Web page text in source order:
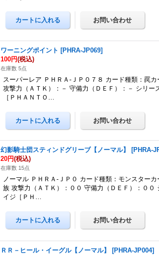
ワーニングポイント [PHRA-JP069]
100円(税込)
在庫数 5点
スーパーレア ＰＨＲＡ-ＪＰ０７８ カード種類：罠
攻撃力（ＡＴＫ）：－ 守備力（ＤＥＦ）：－ シリー
［ＰＨＡＮＴＯ…
幻影騎士団スティンドグリーブ【ノーマル】 [PHRA-
20円(税込)
在庫数 15点
ノーマル ＰＨＲＡ-ＪＰ０ カード種類：モンスター
族 攻撃力（ＡＴＫ）：００ 守備力（ＤＥＦ）：００
イジ［ＰＨ…
ＲＲ－ヒール・イーグル【ノーマル】 [PHRA-JP004]